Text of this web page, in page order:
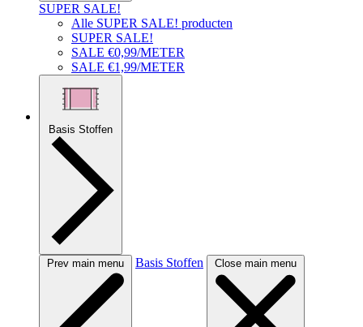
SUPER SALE!
Alle SUPER SALE! producten
SUPER SALE!
SALE €0,99/METER
SALE €1,99/METER
Basis Stoffen
Prev main menu Basis Stoffen Close main menu